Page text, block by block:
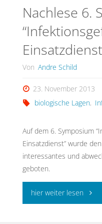
im
Nachlese 6.
Von Andre Schild
23. November 2013
biologische Lagen,
Auf dem 6. Symposium
Einsatzdienst” wurde
interessantes und
geboten.
hier weiter lesen